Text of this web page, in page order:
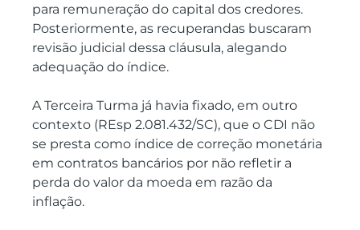
para remuneração do capital dos credores.
Posteriormente, as recuperandas buscaram
revisão judicial dessa cláusula, alegando
adequação do índice.
A Terceira Turma já havia fixado, em outro
contexto (REsp 2.081.432/SC), que o CDI não
se presta como índice de correção monetária
em contratos bancários por não refletir a
perda do valor da moeda em razão da
inflação.